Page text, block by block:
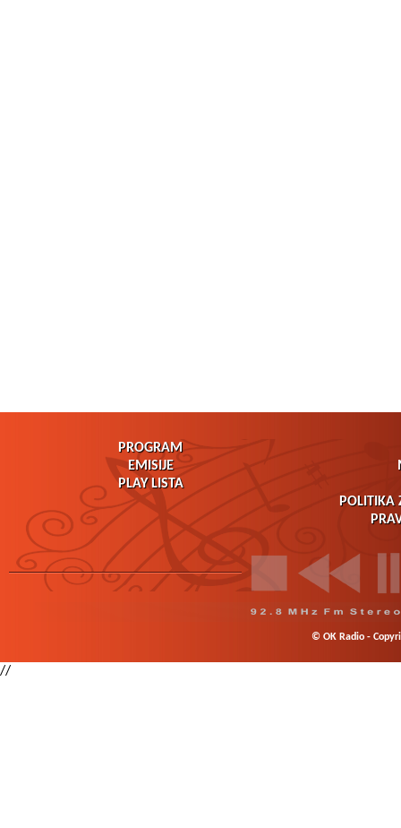
PROGRAM
EMISIJE
PLAY LISTA
POLITIKA
© OK Radio -
//